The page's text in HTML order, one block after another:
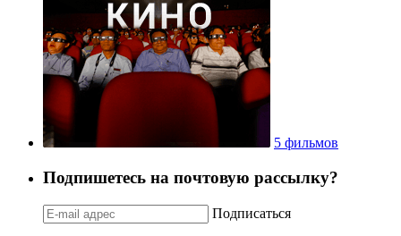
5 фильмов
Подпишетесь на почтовую рассылку?
Подписаться